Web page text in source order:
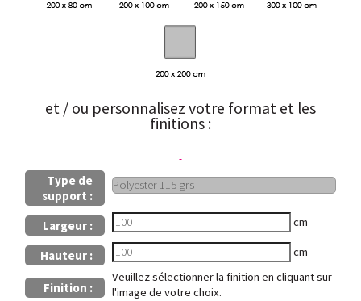
et / ou personnalisez votre format et les
finitions :
Type de
support :
Largeur :
cm
Hauteur : cm
Finition :
Veuillez sélectionner la finition en cliquant sur
l'image de votre choix.